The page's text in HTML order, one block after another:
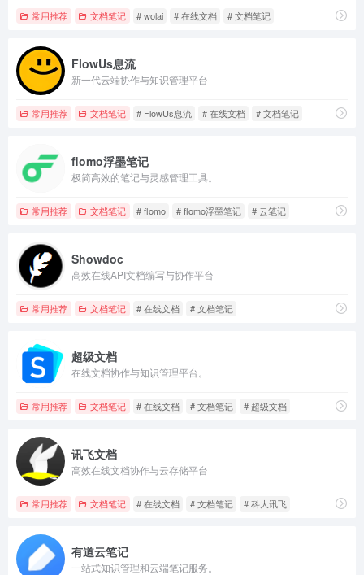
常用推荐 文档笔记 # wolai # 在线文档 # 文档笔记
FlowUs息流
新一代云端协作与知识管理平台
常用推荐 文档笔记 # FlowUs息流 # 在线文档 # 文档笔记
flomo浮墨笔记
极简高效的笔记与灵感管理工具。
常用推荐 文档笔记 # flomo # flomo浮墨笔记 # 云笔记
Showdoc
高效在线API文档编写与协作平台
常用推荐 文档笔记 # 在线文档 # 文档笔记
超级文档
在线文档协作与知识管理平台。
常用推荐 文档笔记 # 在线文档 # 文档笔记 # 超级文档
讯飞文档
高效在线文档协作与云存储平台
常用推荐 文档笔记 # 在线文档 # 文档笔记 # 科大讯飞
有道云笔记
一站式知识管理和云端笔记服务。